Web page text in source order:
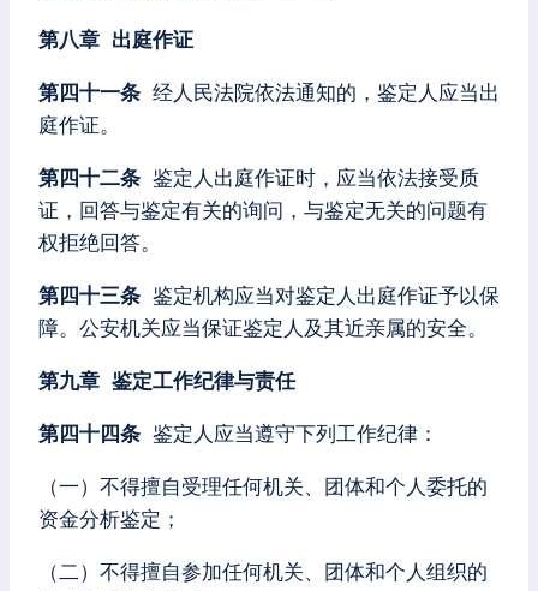
第八章 出庭作证
第四十一条 经人民法院依法通知的，鉴定人应当出
庭作证。
第四十二条 鉴定人出庭作证时，应当依法接受质
证，回答与鉴定有关的询问，与鉴定无关的问题有
权拒绝回答。
第四十三条 鉴定机构应当对鉴定人出庭作证予以保
障。公安机关应当保证鉴定人及其近亲属的安全。
第九章 鉴定工作纪律与责任
第四十四条 鉴定人应当遵守下列工作纪律：
（一）不得擅自受理任何机关、团体和个人委托的
资金分析鉴定；
（二）不得擅自参加任何机关、团体和个人组织的